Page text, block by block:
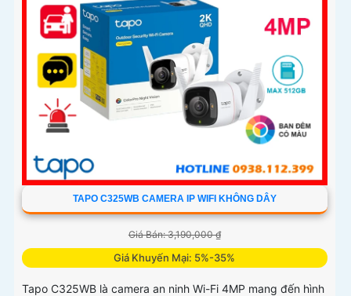
TAPO C325WB CAMERA IP WIFI KHÔNG DÂY
Giá Bán: 3,190,000 ₫
Giá Khuyến Mại: 5%-35%
Tapo C325WB là camera an ninh Wi-Fi 4MP mang đến hình